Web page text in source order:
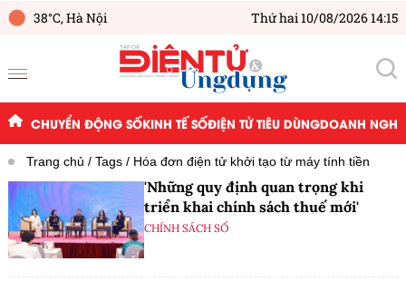
38°C,Hà Nội Thứ hai 10/08/2026 14:15
CHUYỂN ĐỘNG SỐKINH TẾ SỐĐIỆN TỬ TIÊU DÙNGDOANH
Trang chủ Tags Hóa đơn điện tử khởi tạo từ máy tính tiền
'Những quy định quan trọng khi
triển khai chính sách thuế mới'
CHÍNH SÁCH SỐ